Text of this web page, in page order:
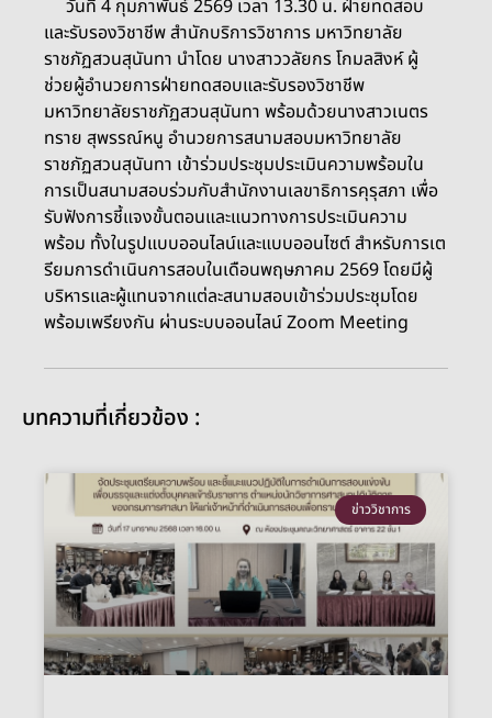
วันที่ 4 กุมภาพันธ์ 2569 เวลา 13.30 น. ฝ่ายทดสอบ
และรับรองวิชาชีพ สำนักบริการวิชาการ มหาวิทยาลัย
ราชภัฏสวนสุนันทา นำโดย นางสาววลัยกร โกมลสิงห์ ผู้
ช่วยผู้อำนวยการฝ่ายทดสอบและรับรองวิชาชีพ
มหาวิทยาลัยราชภัฏสวนสุนันทา พร้อมด้วยนางสาวเนตร
ทราย สุพรรณ์หนู อำนวยการสนามสอบมหาวิทยาลัย
ราชภัฏสวนสุนันทา เข้าร่วมประชุมประเมินความพร้อมใน
การเป็นสนามสอบร่วมกับสำนักงานเลขาธิการคุรุสภา เพื่อ
รับฟังการชี้แจงขั้นตอนและแนวทางการประเมินความ
พร้อม ทั้งในรูปแบบออนไลน์และแบบออนไซต์ สำหรับการเต
รียมการดำเนินการสอบในเดือนพฤษภาคม 2569 โดยมีผู้
บริหารและผู้แทนจากแต่ละสนามสอบเข้าร่วมประชุมโดย
พร้อมเพรียงกัน ผ่านระบบออนไลน์ Zoom Meeting
บทความที่เกี่ยวข้อง :
ข่าววิชาการ